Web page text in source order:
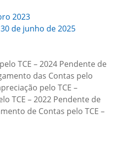
2023
30 de junho de 2025
TCE – 2024 Pendente de
das Contas pelo
pelo TCE –
TCE – 2022 Pendente de
de Contas pelo TCE –